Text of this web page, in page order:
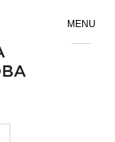
MENU